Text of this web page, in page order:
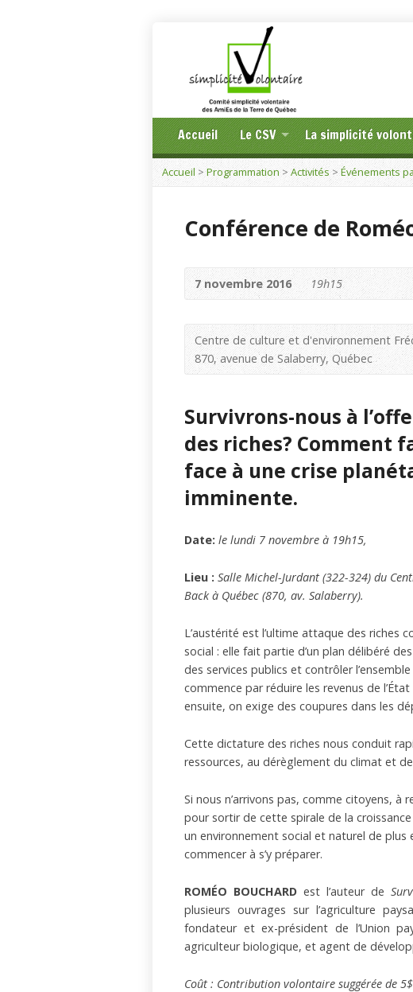
Accueil Le CSV La simplicité
Accueil>Programmation > Activités > Événements
Conférence de
7 novembre 2016 19h15
Centre de culture et d'environnement
870, avenue de Salaberry, Québec
Survivrons-nous à
des riches? Comment
face à une crise
imminente.
Date: le lundi 7 novembre à 19h15,
Lieu : Salle Michel-Jurdant (322-324) du
Back à Québec (870, av. Salaberry).
L’austérité est l’ultime attaque des riches
social : elle fait partie d’un plan délibéré
des services publics et contrôler
commence par réduire les revenus de
ensuite, on exige des coupures dans les
Cette dictature des riches nous conduit
ressources, au dérèglement du climat et
Si nous n’arrivons pas, comme citoyens,
pour sortir de cette spirale de la
un environnement social et naturel de plus
commencer à s’y préparer.
ROMÉO BOUCHARD est l’auteur de
plusieurs ouvrages sur l’agriculture
fondateur et ex-président de l’Union
agriculteur biologique, et agent de
Coût : Contribution volontaire suggérée de